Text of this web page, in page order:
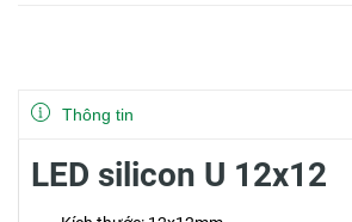
Thông tin
LED silicon U 12x12